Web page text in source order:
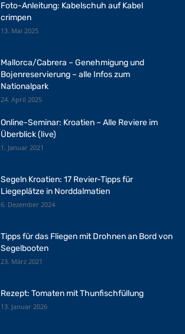
Foto-Anleitung: Kabelschuh auf Kabel
crimpen
13. Mai 2025
Mallorca/Cabrera – Genehmigung und
Bojenreservierung – alle Infos zum
Nationalpark
24. April 2025
Online-Seminar: Kroatien – Alle Reviere im
Überblick (live)
1. Januar 2021
Segeln Kroatien: 17 Revier-Tipps für
Liegeplätze in Norddalmatien
6. Dezember 2024
Tipps für das Fliegen mit Drohnen an Bord von
Segelbooten
23. März 2021
Rezept: Tomaten mit Thunfischfüllung
13. Januar 2026